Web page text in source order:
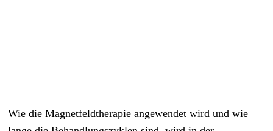
Wie die Magnetfeldtherapie angewendet wird und wie